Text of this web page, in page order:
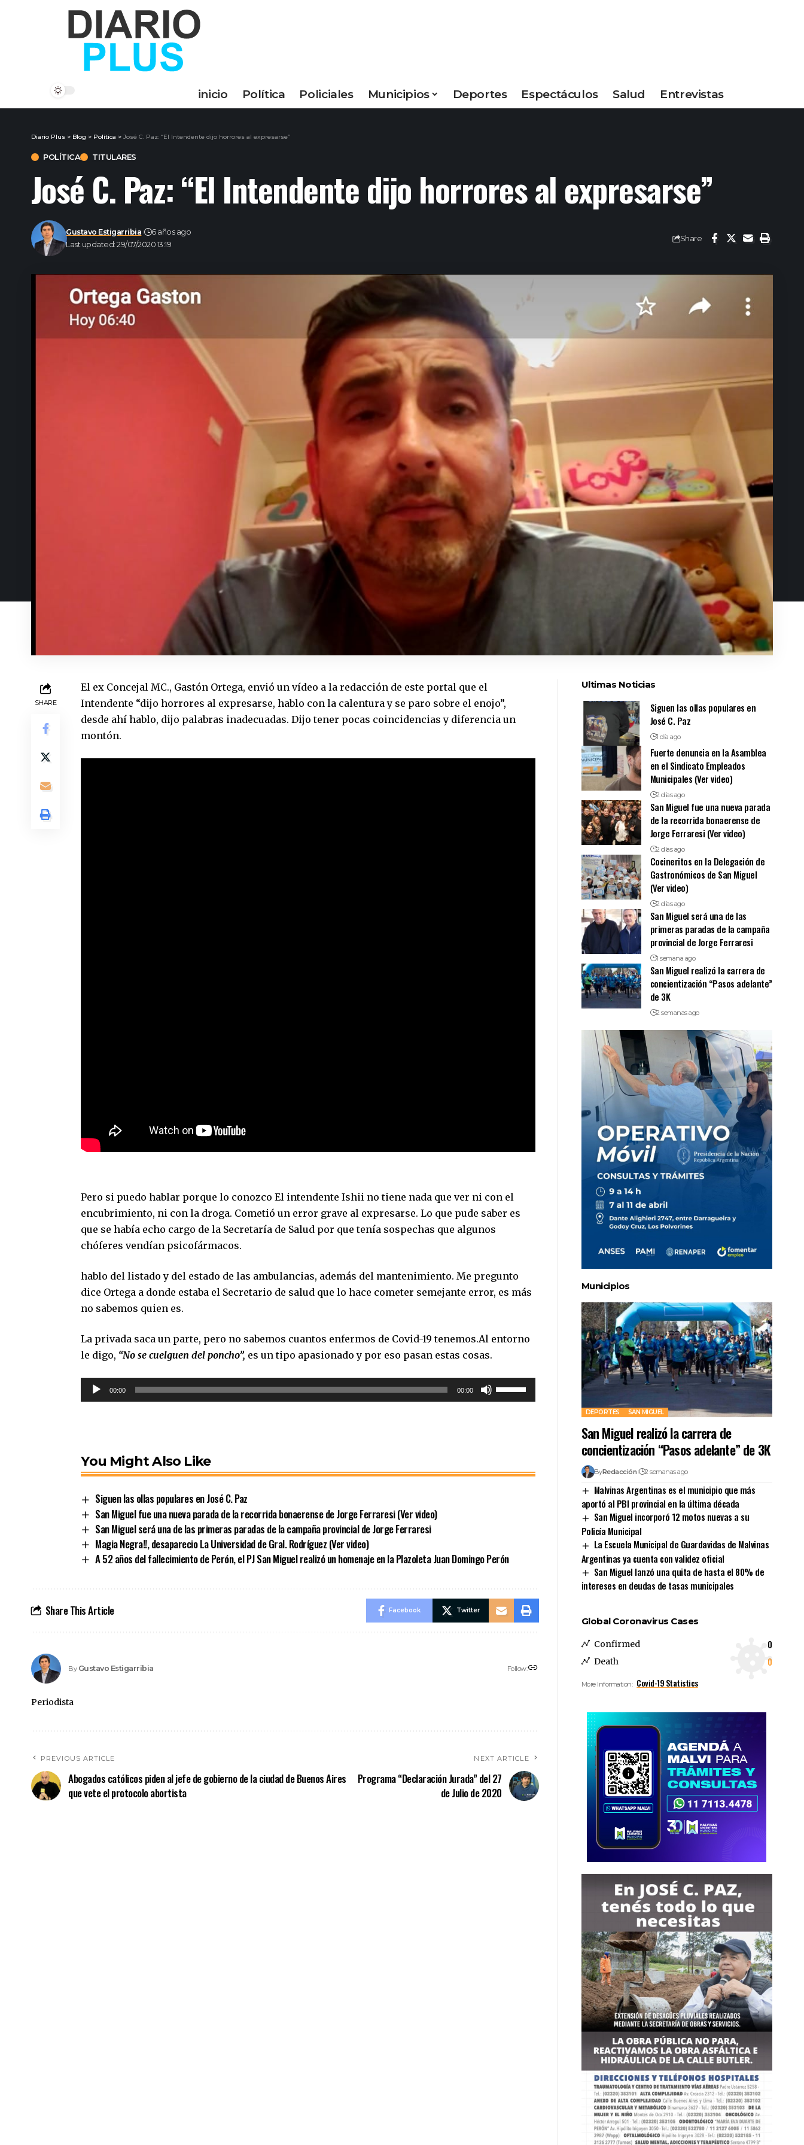
inicio Política Policiales Municipios Deportes Espectáculos Salud Entrevistas
Diario Plus > Blog > Política > José C. Paz: “El Intendente dijo horrores al expresarse”
POLÍTICA TITULARES
José C. Paz: “El Intendente dijo horrores al expresarse”
Last updated: 29/07/2020 13:19
Gustavo Estigarribia 6 años ago
Share
SHARE
El ex Concejal MC., Gastón Ortega, envió un vídeo a la redacción de este portal que el
Intendente “dijo horrores al expresarse, hablo con la calentura y se paro sobre el enojo”,
desde ahí hablo, dijo palabras inadecuadas. Dijo tener pocas coincidencias y diferencia un
montón.
Pero si puedo hablar porque lo conozco El intendente Ishii no tiene nada que ver ni con el
encubrimiento, ni con la droga. Cometió un error grave al expresarse. Lo que pude saber es
que se había echo cargo de la Secretaría de Salud por que tenía sospechas que algunos
chóferes vendían psicofármacos.
hablo del listado y del estado de las ambulancias, además del mantenimiento. Me pregunto
dice Ortega a donde estaba el Secretario de salud que lo hace cometer semejante error, es más
no sabemos quien es.
La privada saca un parte, pero no sabemos cuantos enfermos de Covid-19 tenemos.Al entorno
le digo, “No se cuelguen del poncho”, es un tipo apasionado y por eso pasan estas cosas.
Reproductor
de
00:00 00:00
Utiliza
las
volumen.
You Might Also Like
Siguen las ollas populares en José C. Paz
San Miguel fue una nueva parada de la recorrida bonaerense de Jorge Ferraresi (Ver video)
San Miguel será una de las primeras paradas de la campaña provincial de Jorge Ferraresi
Magia Negra!!, desaparecio La Universidad de Gral. Rodríguez (Ver video)
A 52 años del fallecimiento de Perón, el PJ San Miguel realizó un homenaje en la Plazoleta Juan Domingo Perón
Share This Article Facebook Twitter
By Gustavo Estigarribia Follow:
Periodista
PREVIOUS ARTICLE
Abogados católicos piden al jefe de gobierno de la ciudad de Buenos Aires
que vete el protocolo abortista
NEXT ARTICLE
Programa “Declaración Jurada” del 27
de Julio de 2020
Ultimas Noticias
Siguen las ollas populares en
José C. Paz
1 día ago
Fuerte denuncia en la Asamblea
en el Sindicato Empleados
Municipales (Ver video)
2 días ago
San Miguel fue una nueva parada
de la recorrida bonaerense de
Jorge Ferraresi (Ver video)
2 días ago
Cocineritos en la Delegación de
Gastronómicos de San Miguel
(Ver video)
2 días ago
San Miguel será una de las
primeras paradas de la campaña
provincial de Jorge Ferraresi
1 semana ago
San Miguel realizó la carrera de
concientización “Pasos adelante”
de 3K
2 semanas ago
Municipios
DEPORTES SAN MIGUEL
San Miguel realizó la carrera de
concientización “Pasos adelante” de 3K
ByRedacción 2 semanas ago
Malvinas Argentinas es el municipio que más
aportó al PBI provincial en la última década
San Miguel incorporó 12 motos nuevas a su
Policía Municipal
La Escuela Municipal de Guardavidas de Malvinas
Argentinas ya cuenta con validez oficial
San Miguel lanzó una quita de hasta el 80% de
intereses en deudas de tasas municipales
Global Coronavirus Cases
Confirmed 0
Death 0
More Information: Covid-19 Statistics